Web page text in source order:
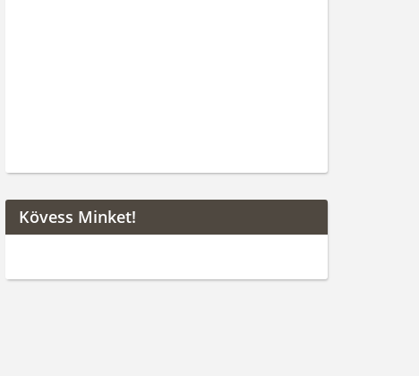
Kövess Minket!